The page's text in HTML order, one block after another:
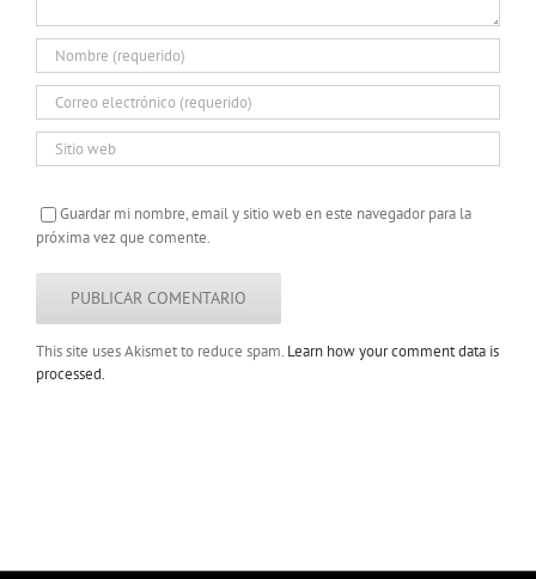
Guardar mi nombre, email y sitio web en este navegador para la
próxima vez que comente.
This site uses Akismet to reduce spam. Learn how your comment data is
processed.